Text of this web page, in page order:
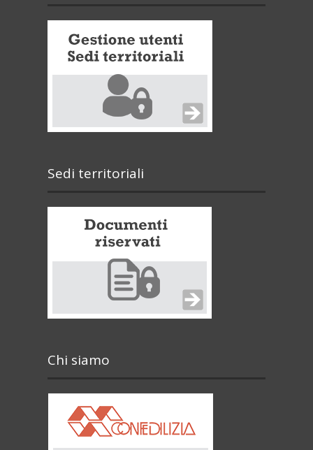
Sedi territoriali
Chi siamo